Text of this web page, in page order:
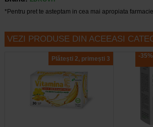
*Pentru pret te asteptam in cea mai apropiata
VEZI PRODUSE DIN ACEEASI
Plătești 2, primești 3 -